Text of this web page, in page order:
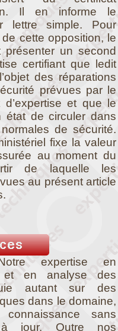
Il en informe le
lettre simple. Pour
cette opposition, le
présenter un second
certifiant que ledit
des réparations
prévues par le
d’expertise et que le
état de circuler dans
de sécurité.
fixe la valeur
au moment du
de laquelle les
au présent article
expertise en
et en analyse des
autant sur des
dans le domaine,
sans
jour. Outre nos